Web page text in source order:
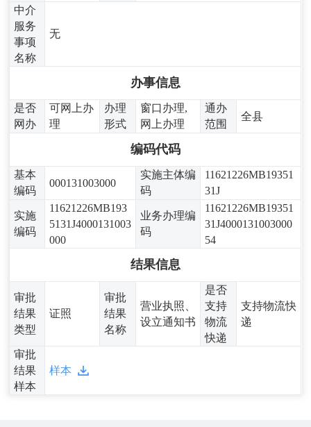
中介
服务
事项
名称
无
办事信息
是否
网办
可网上办
理
办理
形式
窗口办理,
网上办理
通办
范围
全县
编码代码
基本
编码
000131003000
实施主体编
码
11621226MB19351
31J
实施
编码
11621226MB193
5131J4000131003
000
业务办理编
码
11621226MB19351
31J4000131003000
54
结果信息
审批
结果
类型
证照
审批
结果
名称
营业执照、
设立通知书
是否
支持
物流
快递
支持物流快
递
审批
结果
样本
样本